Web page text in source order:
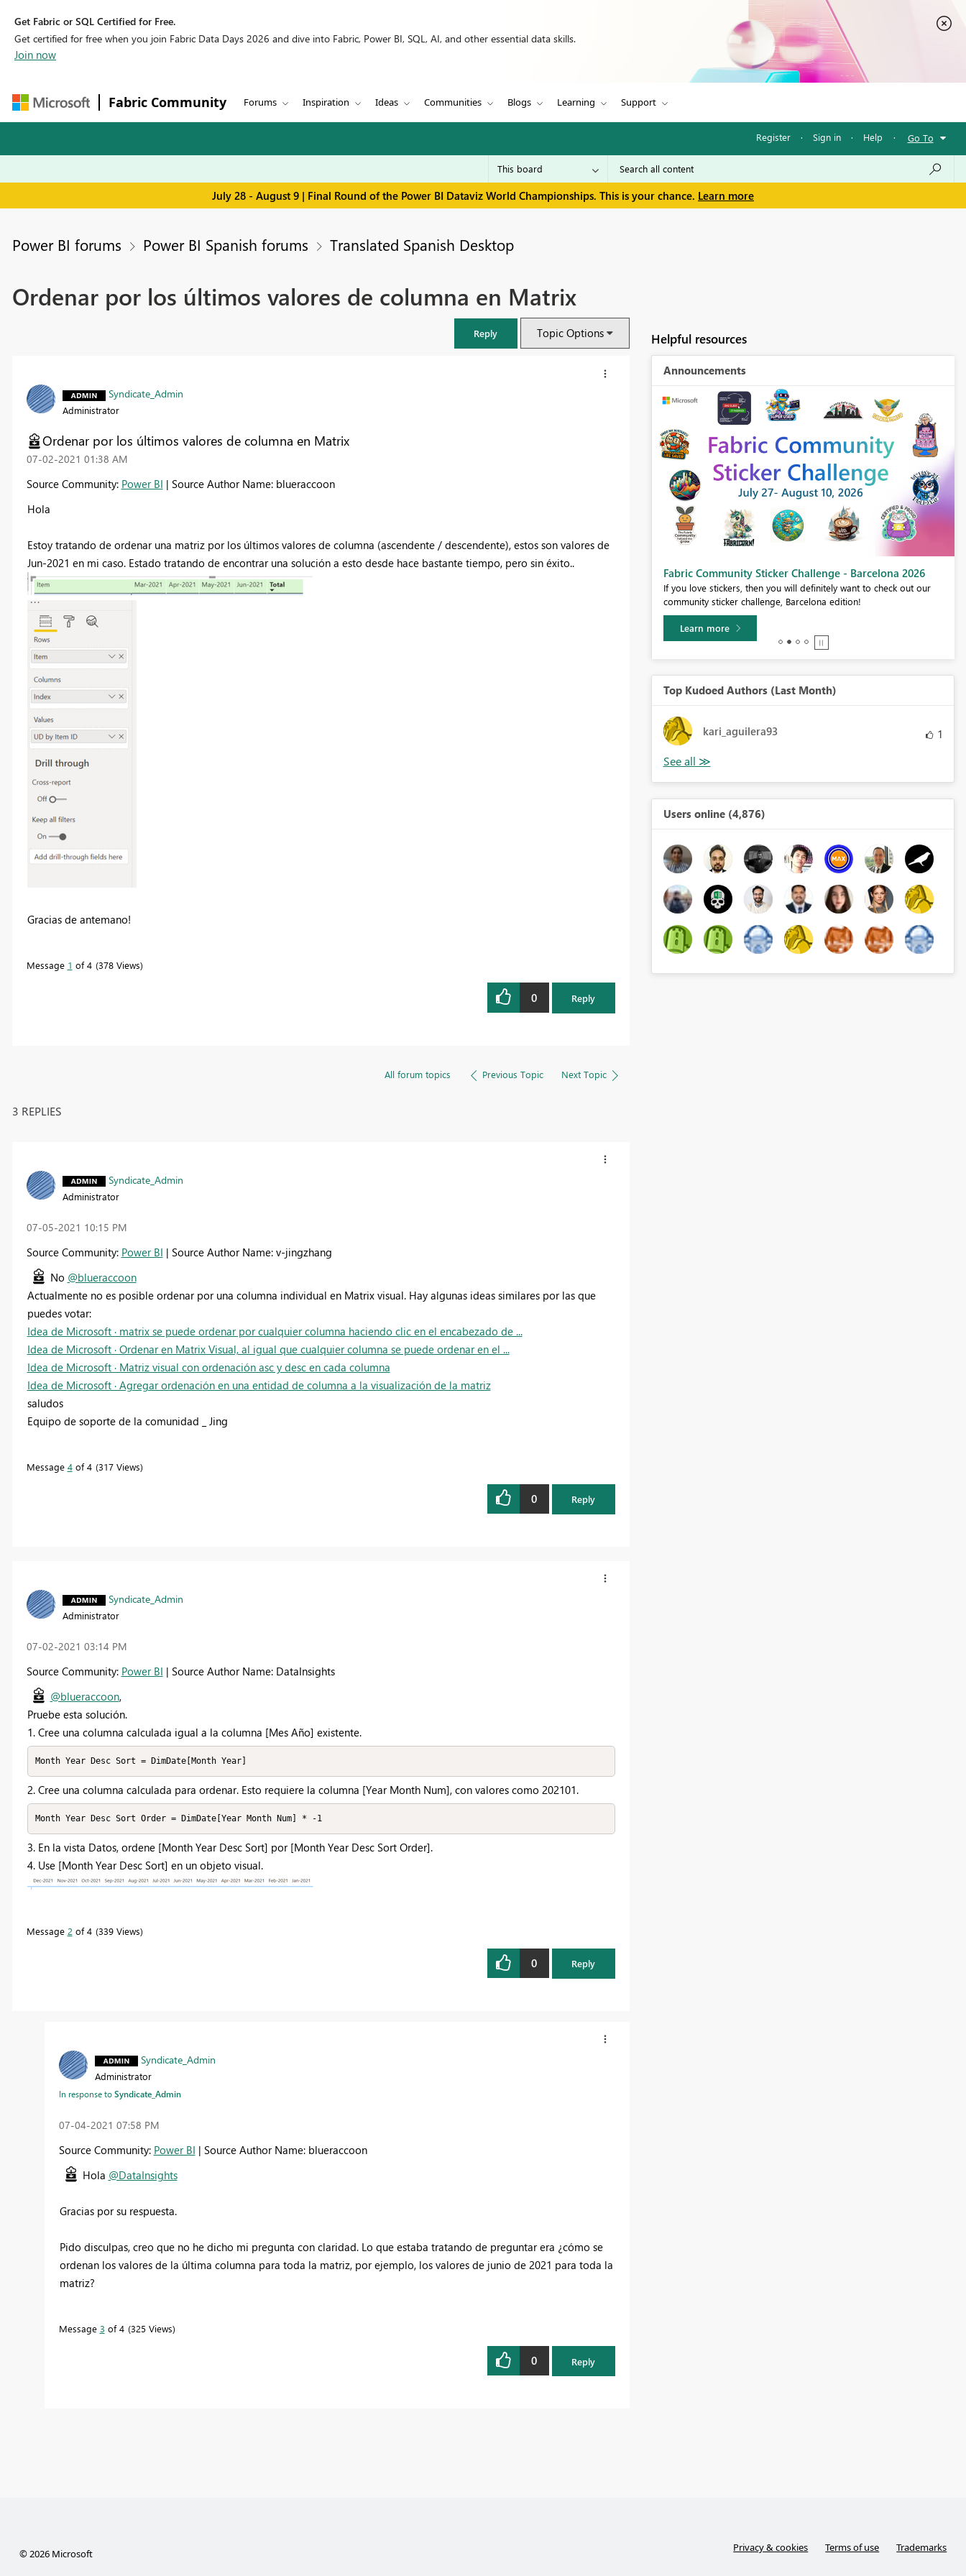
Get Fabric or SQL Certified for Free.
Get certified for free when you join Fabric Data Days 2026 and dive into Fabric, Power BI, SQL, AI, and other essential data skills.
Join now
Fabric Community Forums Inspiration Ideas Communities Blogs Learning Support
Register · Sign in · Help · Go To
July 28 - August 9 | Final Round of the Power BI Dataviz World Championships. This is your chance. Learn more
Power BI forums Power BI Spanish forums Translated Spanish Desktop
Ordenar por los últimos valores de columna en Matrix
Reply Topic Options
Syndicate_Admin
Administrator
Ordenar por los últimos valores de columna en Matrix
‎07-02-2021 01:38 AM
Source Community: Power BI | Source Author Name: blueraccoon
Hola
Estoy tratando de ordenar una matriz por los últimos valores de columna (ascendente / descendente), estos son valores de
Jun-2021 en mi caso. Estado tratando de encontrar una solución a esto desde hace bastante tiempo, pero sin éxito..
Gracias de antemano!
Message 1 of 4 378 Views
0 Reply
All forum topics Previous Topic Next Topic
3 REPLIES
Syndicate_Admin
Administrator
‎07-05-2021 10:15 PM
Source Community: Power BI | Source Author Name: v-jingzhang
No @blueraccoon
Actualmente no es posible ordenar por una columna individual en Matrix visual. Hay algunas ideas similares por las que
puedes votar:
Idea de Microsoft · matrix se puede ordenar por cualquier columna haciendo clic en el encabezado de ...
Idea de Microsoft · Ordenar en Matrix Visual, al igual que cualquier columna se puede ordenar en el ...
Idea de Microsoft · Matriz visual con ordenación asc y desc en cada columna
Idea de Microsoft · Agregar ordenación en una entidad de columna a la visualización de la matriz
saludos
Equipo de soporte de la comunidad _ Jing
Message 4of 4 317 Views
0 Reply
Syndicate_Admin
Administrator
‎07-02-2021 03:14 PM
Source Community: Power BI | Source Author Name: DataInsights
@blueraccoon,
Pruebe esta solución.
1. Cree una columna calculada igual a la columna [Mes Año] existente.
Month Year Desc Sort = DimDate[Month Year]
2. Cree una columna calculada para ordenar. Esto requiere la columna [Year Month Num], con valores como 202101.
Month Year Desc Sort Order = DimDate[Year Month Num] * -1
3. En la vista Datos, ordene [Month Year Desc Sort] por [Month Year Desc Sort Order].
4. Use [Month Year Desc Sort] en un objeto visual.
Message 2 of 4 339 Views
0 Reply
Syndicate_Admin
Administrator
In response toSyndicate_Admin
‎07-04-2021 07:58 PM
Source Community: Power BI | Source Author Name: blueraccoon
Hola @DataInsights
Gracias por su respuesta.
Pido disculpas, creo que no he dicho mi pregunta con claridad. Lo que estaba tratando de preguntar era ¿cómo se
ordenan los valores de la última columna para toda la matriz, por ejemplo, los valores de junio de 2021 para toda la
matriz?
Message 3 of 4 325 Views
0 Reply
Helpful resources
Announcements
FabCon & SQLCon – Barcelona 2026 Fabric Community Sticker Challenge - Barcelona 2026
If you love stickers, then you will definitely want to check out our
community sticker challenge, Barcelona edition!
Learn more
Top Kudoed Authors (Last Month)
kari_aguilera93 1
Users online (4,876)
© 2026 Microsoft Privacy & cookies Terms of use Trademarks